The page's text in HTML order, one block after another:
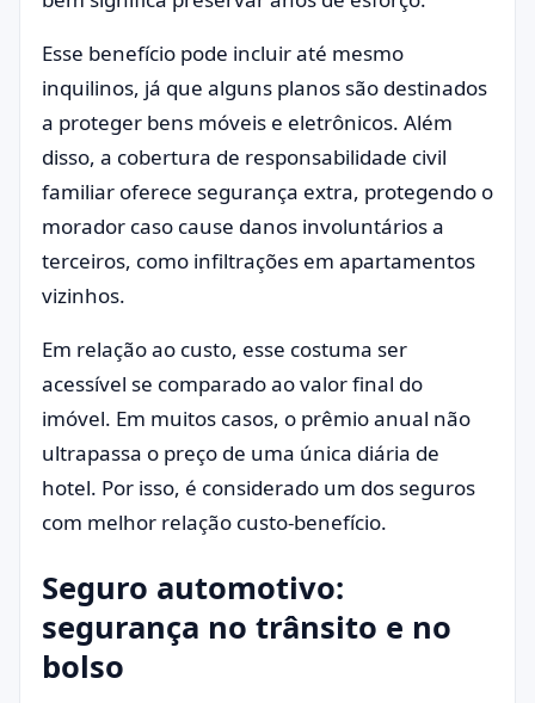
Esse benefício pode incluir até mesmo
inquilinos, já que alguns planos são destinados
a proteger bens móveis e eletrônicos. Além
disso, a cobertura de responsabilidade civil
familiar oferece segurança extra, protegendo o
morador caso cause danos involuntários a
terceiros, como infiltrações em apartamentos
vizinhos.
Em relação ao custo, esse costuma ser
acessível se comparado ao valor final do
imóvel. Em muitos casos, o prêmio anual não
ultrapassa o preço de uma única diária de
hotel. Por isso, é considerado um dos seguros
com melhor relação custo-benefício.
Seguro automotivo:
segurança no trânsito e no
bolso